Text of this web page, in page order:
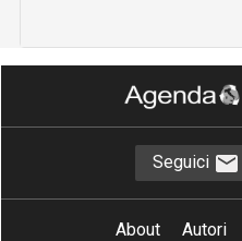
Seguici
About Autori